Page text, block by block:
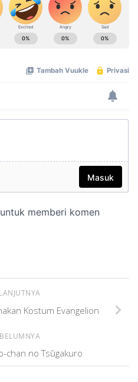
Kostum Evangelion
chan no Tsūgakuro